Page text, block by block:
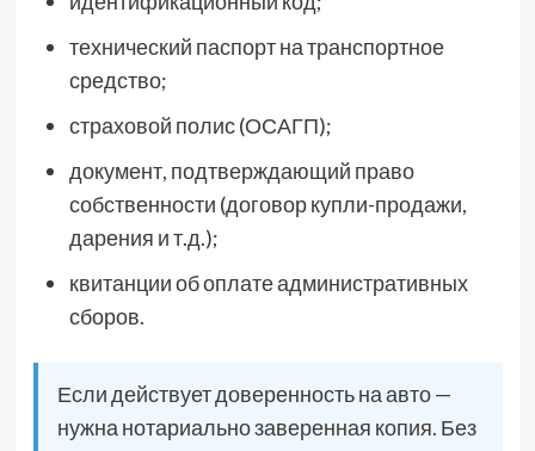
технический паспорт на транспортное
средство;
страховой полис (ОСАГП);
документ, подтверждающий право
собственности (договор купли-продажи,
дарения и т.д.);
квитанции об оплате административных
сборов.
Если действует доверенность на авто —
нужна нотариально заверенная копия. Без